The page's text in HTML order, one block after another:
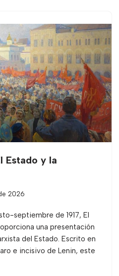
Estado y la
2026
septiembre de 1917, El
una presentación
del Estado. Escrito en
e incisivo de Lenin, este